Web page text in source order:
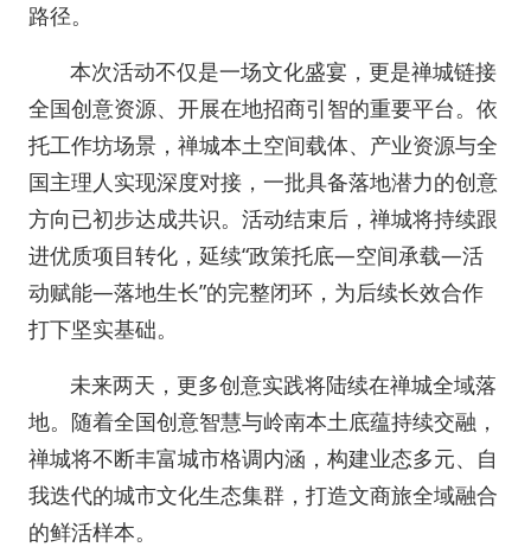
路径。
本次活动不仅是一场文化盛宴，更是禅城链接
全国创意资源、开展在地招商引智的重要平台。依
托工作坊场景，禅城本土空间载体、产业资源与全
国主理人实现深度对接，一批具备落地潜力的创意
方向已初步达成共识。活动结束后，禅城将持续跟
进优质项目转化，延续“政策托底—空间承载—活
动赋能—落地生长”的完整闭环，为后续长效合作
打下坚实基础。
未来两天，更多创意实践将陆续在禅城全域落
地。随着全国创意智慧与岭南本土底蕴持续交融，
禅城将不断丰富城市格调内涵，构建业态多元、自
我迭代的城市文化生态集群，打造文商旅全域融合
的鲜活样本。